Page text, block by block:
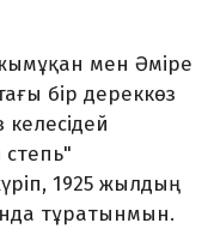
мен Әміре
бір дереккөз
степь"
1925 жылдың
тұратынмын.